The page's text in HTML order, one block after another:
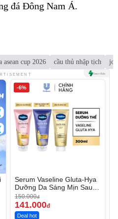
đá Đông Nam Á.
asean cup 2026 cầu thủ nhập tịch
-6%
Serum Vaseline Gluta-Hya
Dưỡng Da Sáng Mịn Sau 7
Ngày
150.000đ
141.000đ
Deal hot